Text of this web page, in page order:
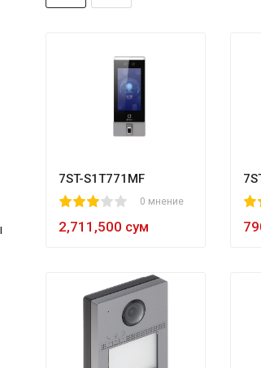
7ST-S1T771MF
0 мнение
2,711,500 сум
80 1 2